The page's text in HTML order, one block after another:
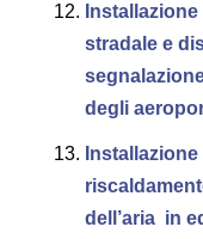
stradale e
degli
dell’aria in